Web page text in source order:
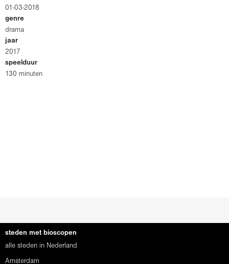
01-03-2018
genre
drama
jaar
2017
speelduur
130 minuten
steden met bioscopen
alle steden in Nederland
Amsterdam